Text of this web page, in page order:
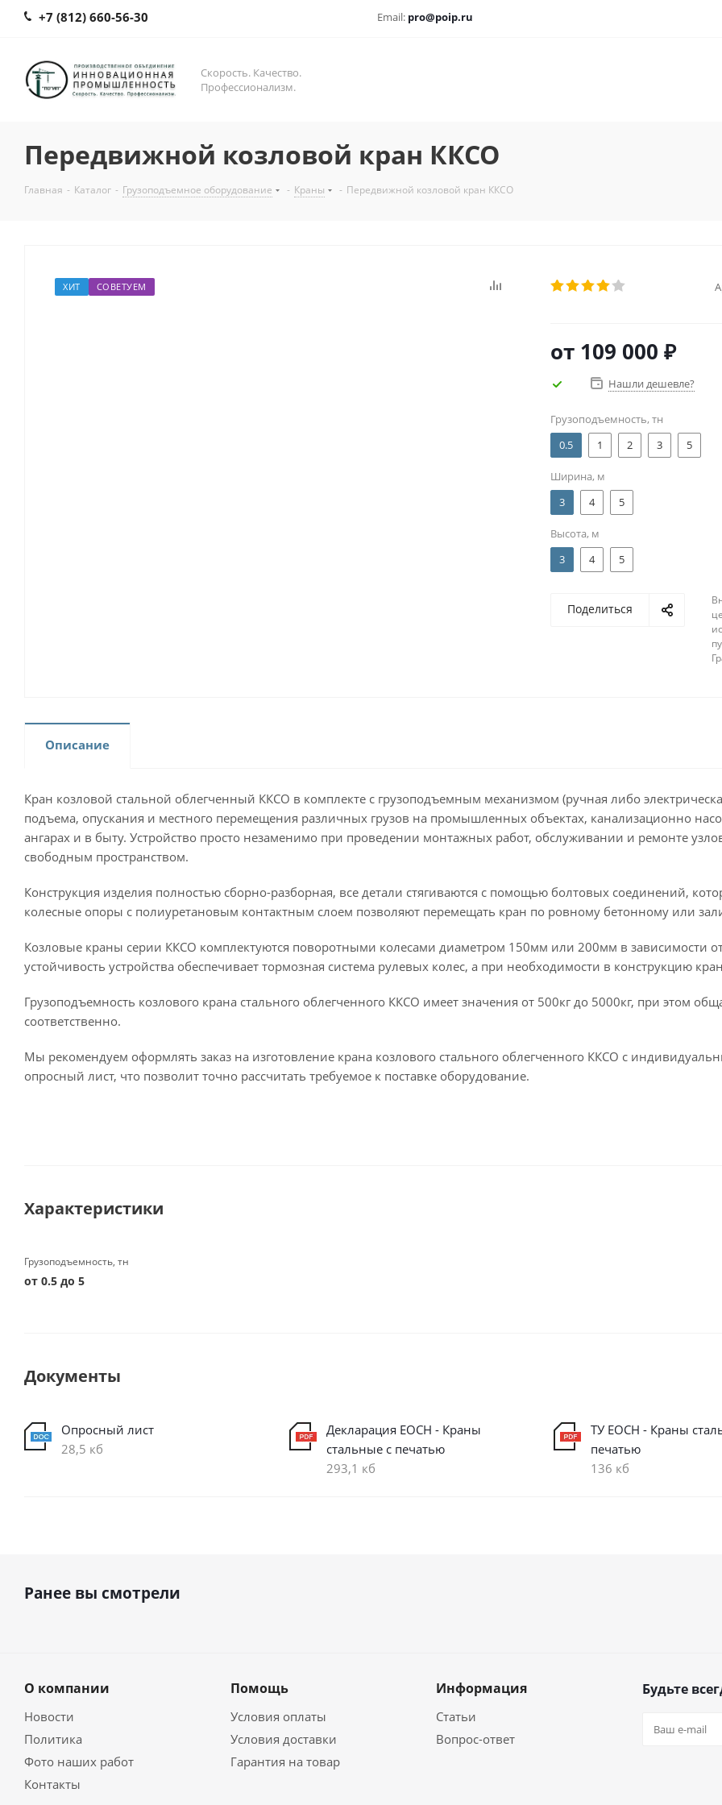
+7 (812) 660-56-30 Email: pro@poip.ru
Скорость. Качество.
Профессионализм.
Передвижной козловой кран ККСО
Главная - Каталог - Грузоподъемное оборудование - Краны - Передвижной козловой кран ККСО
ХИТ СОВЕТУЕМ
от 109 000 ₽
Нашли дешевле?
Грузоподъемность, тн
0.5
1 2 3 5
Ширина, м
3
4 5
Высота, м
3
4 5
Поделиться
Описание
Кран козловой стальной облегченный ККСО в комплекте с грузоподъемным механизмом (ручная либо
подъема, опускания и местного перемещения различных грузов на промышленных объектах, канализационно
ангарах и в быту. Устройство просто незаменимо при проведении монтажных работ, обслуживании и ремонте
свободным пространством.
Конструкция изделия полностью сборно-разборная, все детали стягиваются с помощью болтовых соединений,
колесные опоры с полиуретановым контактным слоем позволяют перемещать кран по ровному бетонному или
Козловые краны серии ККСО комплектуются поворотными колесами диаметром 150мм или 200мм в зависимости
устойчивость устройства обеспечивает тормозная система рулевых колес, а при необходимости в конструкцию
Грузоподъемность козлового крана стального облегченного ККСО имеет значения от 500кг до 5000кг, при этом
соответственно.
Мы рекомендуем оформлять заказ на изготовление крана козлового стального облегченного ККСО с
опросный лист, что позволит точно рассчитать требуемое к поставке оборудование.
Характеристики
Грузоподъемность, тн
от 0.5 до 5
Документы
Опросный лист
28,5 кб
Декларация ЕОСН - Краны
стальные с печатью
293,1 кб
ТУ ЕОСН - Краны
печатью
136 кб
Ранее вы смотрели
О компании
Новости
Политика
Фото наших работ
Контакты
Помощь
Условия оплаты
Условия доставки
Гарантия на товар
Информация
Статьи
Вопрос-ответ
Будьте